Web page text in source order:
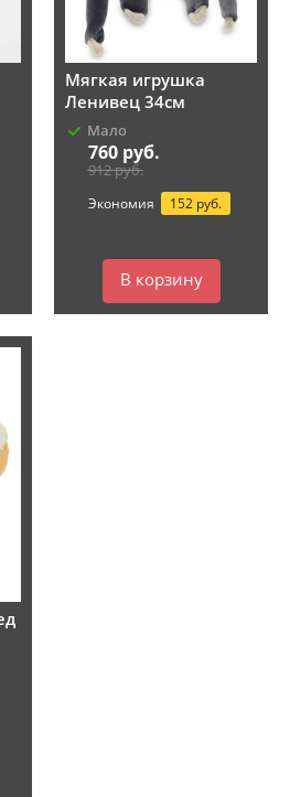
Мягкая игрушка
Ленивец 34см
Мало
760руб.
912руб.
Экономия 152 руб.
В корзину